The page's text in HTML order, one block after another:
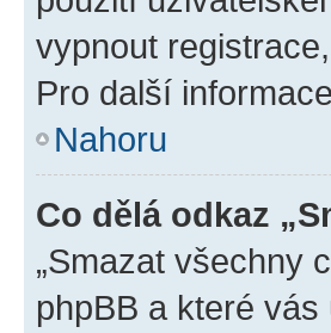
vypnout
Pro další
Nahoru
Co dělá odkaz
„Smazat všechny
phpBB a které